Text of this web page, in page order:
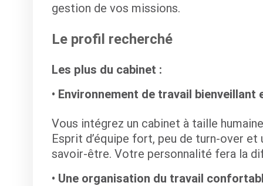
gestion de vos missions.
Le profil recherché
Les plus du cabinet :
Environnement de travail bienveillant
Vous intégrez un cabinet à taille
Esprit d’équipe fort, peu de turn-over
savoir-être. Votre personnalité fera la
Une organisation du travail